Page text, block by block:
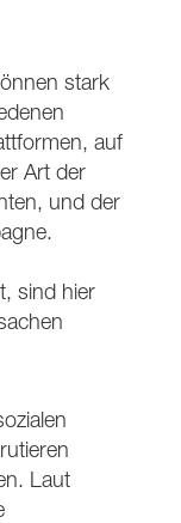
stark
auf
Art der
und der
sind hier
Laut